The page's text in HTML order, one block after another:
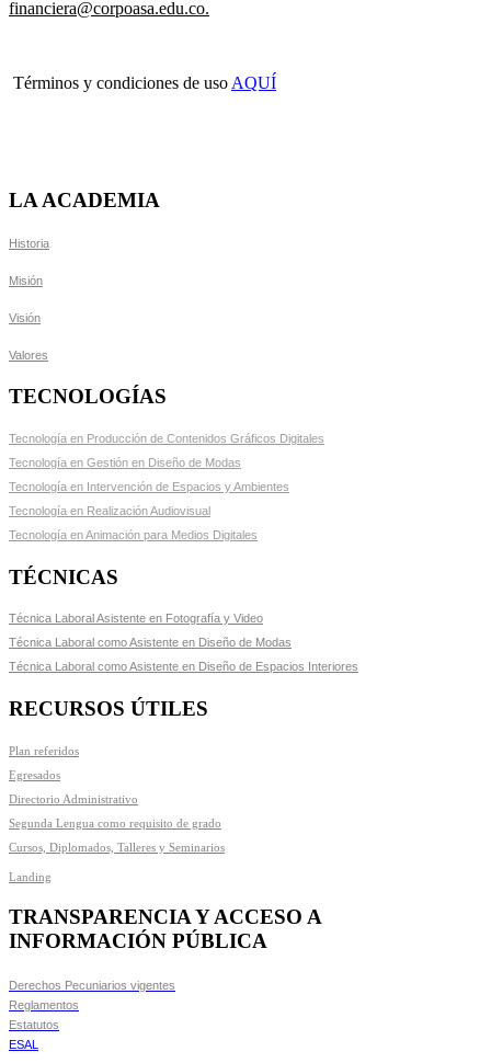
financiera@corpoasa.edu.co.
Términos y condiciones de uso AQUÍ
LA ACADEMIA
Historia
Misión
Visión
Valores
TECNOLOGÍAS
Tecnología en Producción de Contenidos Gráficos Digitales
Tecnología en Gestión en Diseño de Modas
Tecnología en Intervención de Espacios y Ambientes
Tecnología en Realización Audiovisual
Tecnología en Animación para Medios Digitales
TÉCNICAS
Técnica Laboral Asistente en Fotografía y Video
Técnica Laboral como Asistente en Diseño de Modas
Técnica Laboral como Asistente en Diseño de Espacios Interiores
RECURSOS ÚTILES
Plan referidos
Egresados
Directorio Administrativo
Segunda Lengua como requisito de grado
Cursos, Diplomados, Talleres y Seminarios
Landing
TRANSPARENCIA Y ACCESO A
INFORMACIÓN PÚBLICA
Derechos Pecuniarios vigentes
Reglamentos
Estatutos
ESAL